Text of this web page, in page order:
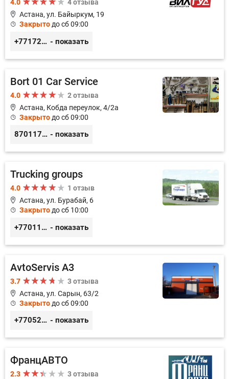
4.0
4 отзыва
Астана, ул. Байыркум, 19
Закрыто до сб 09:00
+77172978380 - показать
Bort 01 Car Service
4.0
2 отзыва
Астана, Кобда переулок, 4/2а
Закрыто до сб 09:00
87011754444 - показать
Trucking groups
4.0
1 отзыв
Астана, ул. Бурабай, 6
Закрыто до сб 10:00
+77011245925 - показать
AvtoServis A3
3.7
3 отзыва
Астана, ул. Сарын, 63/2
Закрыто до сб 09:00
+77052327760 - показать
ФранцАВТО
2.3
3 отзыва